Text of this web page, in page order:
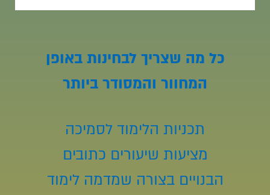
כל מה שצריך לבחינות באופן
המחוור והמסודר ביותר
תכניות הלימוד לסמיכה
מציעות שיעורים כתובים
הבנויים בצורה שמדמה לימוד